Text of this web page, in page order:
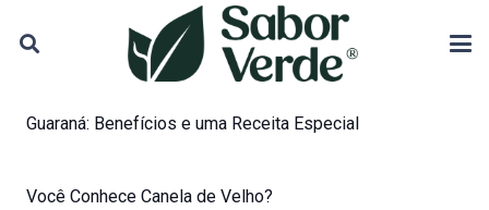
Guaraná: Benefícios e uma Receita Especial
Você Conhece Canela de Velho?